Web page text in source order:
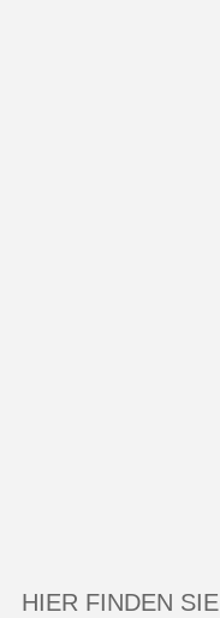
HIER FINDEN